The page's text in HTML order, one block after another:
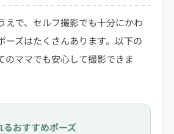
えで、セルフ撮影でも十分にかわ
ーズはたくさんあります。以下の
のママでも安心して撮影できま
るおすすめポーズ